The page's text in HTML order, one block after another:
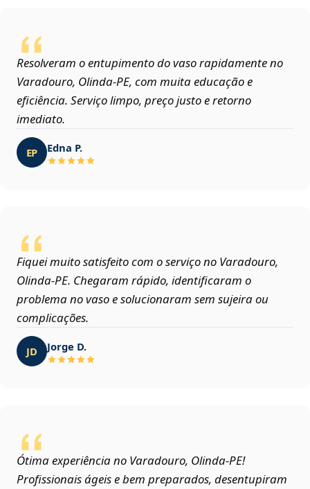
Resolveram o entupimento do vaso rapidamente no
Varadouro, Olinda‑PE, com muita educação e
eficiência. Serviço limpo, preço justo e retorno
imediato.
EP Edna P.
Fiquei muito satisfeito com o serviço no Varadouro,
Olinda‑PE. Chegaram rápido, identificaram o
problema no vaso e solucionaram sem sujeira ou
complicações.
JD Jorge D.
Ótima experiência no Varadouro, Olinda‑PE!
Profissionais ágeis e bem preparados, desentupiram